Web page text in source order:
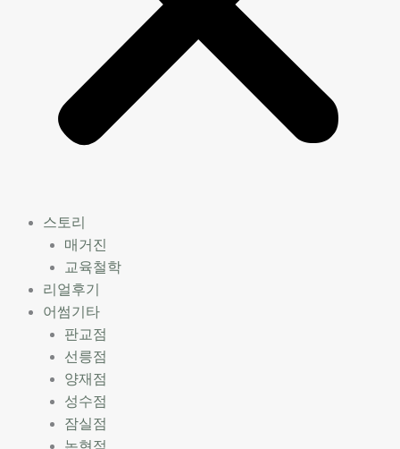
스토리
매거진
교육철학
리얼후기
어썸기타
판교점
선릉점
양재점
성수점
잠실점
논현점